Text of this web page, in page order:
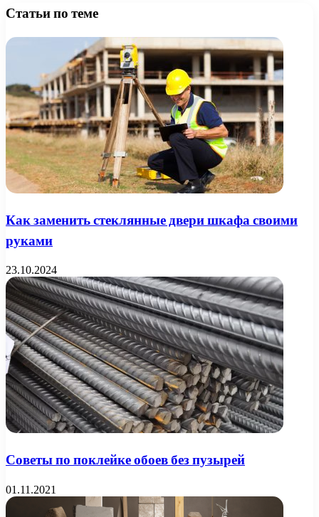
Статьи по теме
Как заменить стеклянные двери шкафа своими
руками
23.10.2024
Советы по поклейке обоев без пузырей
01.11.2021